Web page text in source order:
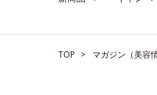
TOP マガジン（美容